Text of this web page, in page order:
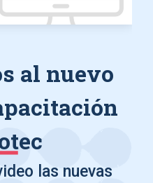
al nuevo
las nuevas